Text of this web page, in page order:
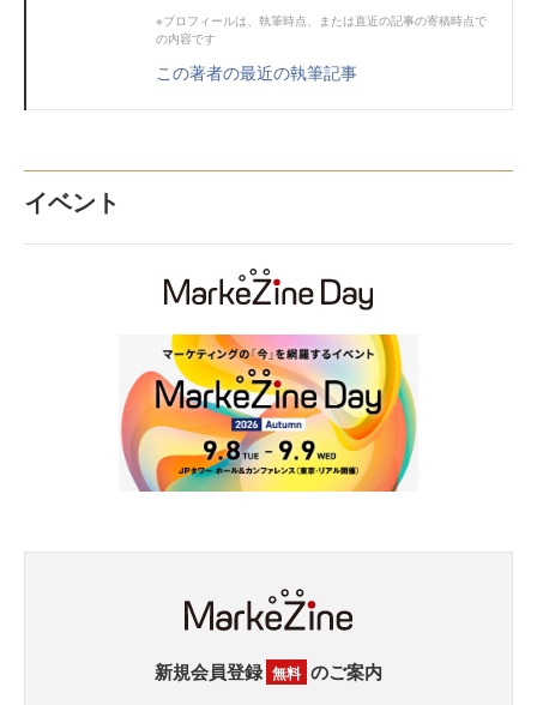
※プロフィールは、執筆時点、または直近の記事の寄稿時点で
の内容です
この著者の最近の執筆記事
イベント
新規会員登録 無料 のご案内